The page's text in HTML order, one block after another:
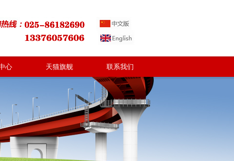
心 天猫旗舰 联系我们